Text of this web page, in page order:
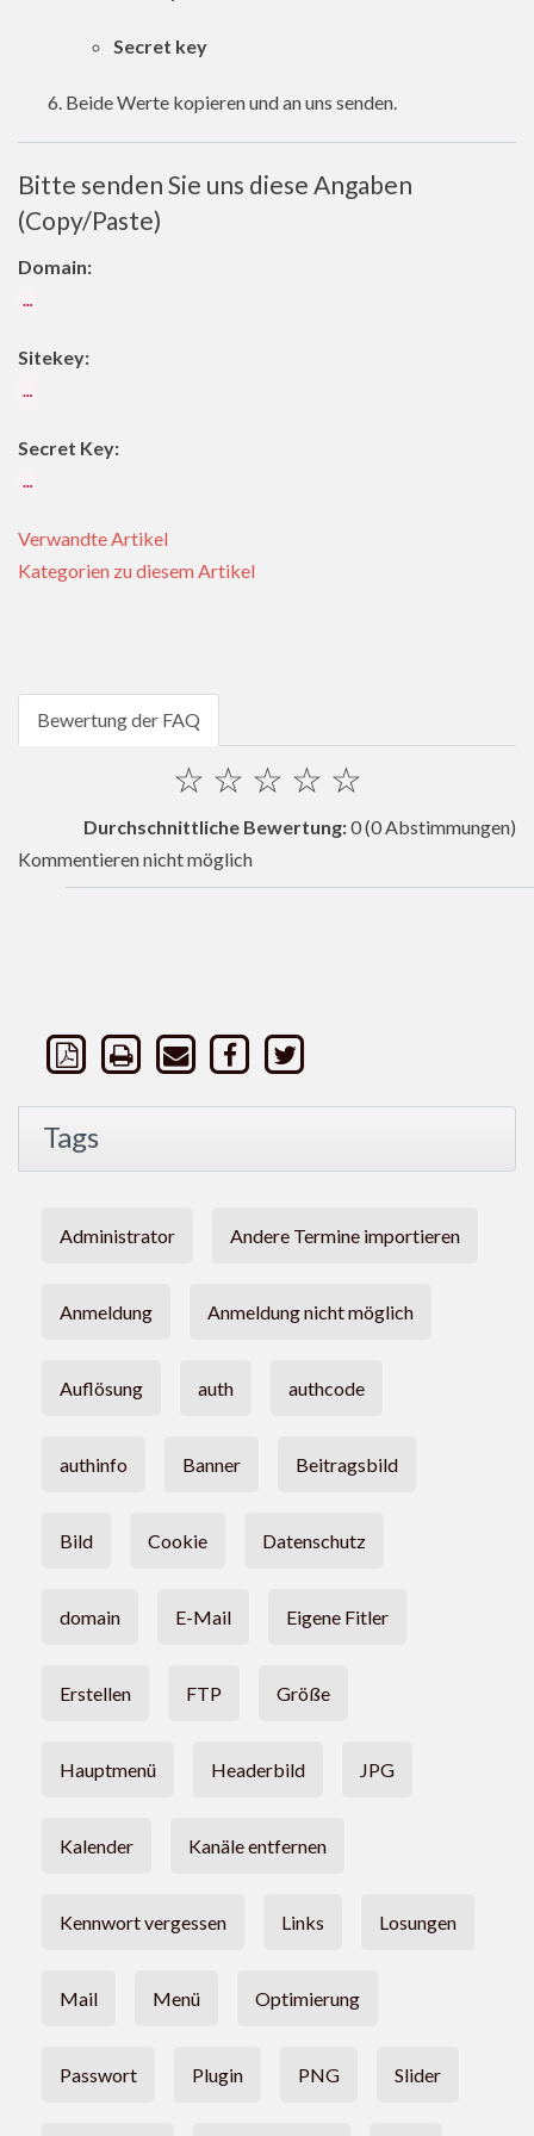
Secret key
Beide Werte kopieren und an uns senden.
Bitte senden Sie uns diese Angaben
(Copy/Paste)
Domain:
…
Sitekey:
…
Secret Key:
…
Verwandte Artikel
Kategorien zu diesem Artikel
Bewertung der FAQ
☆
☆
☆
☆
☆
Durchschnittliche Bewertung:0(0 Abstimmungen)
Kommentieren nicht möglich
Tags
Administrator Andere Termine importieren
Anmeldung Anmeldung nicht möglich
Auflösung auth authcode
authinfo Banner Beitragsbild
Bild Cookie Datenschutz
domain E-Mail Eigene Fitler
Erstellen FTP Größe
Hauptmenü Headerbild JPG
Kalender Kanäle entfernen
Kennwort vergessen Links Losungen
Mail Menü Optimierung
Passwort Plugin PNG Slider